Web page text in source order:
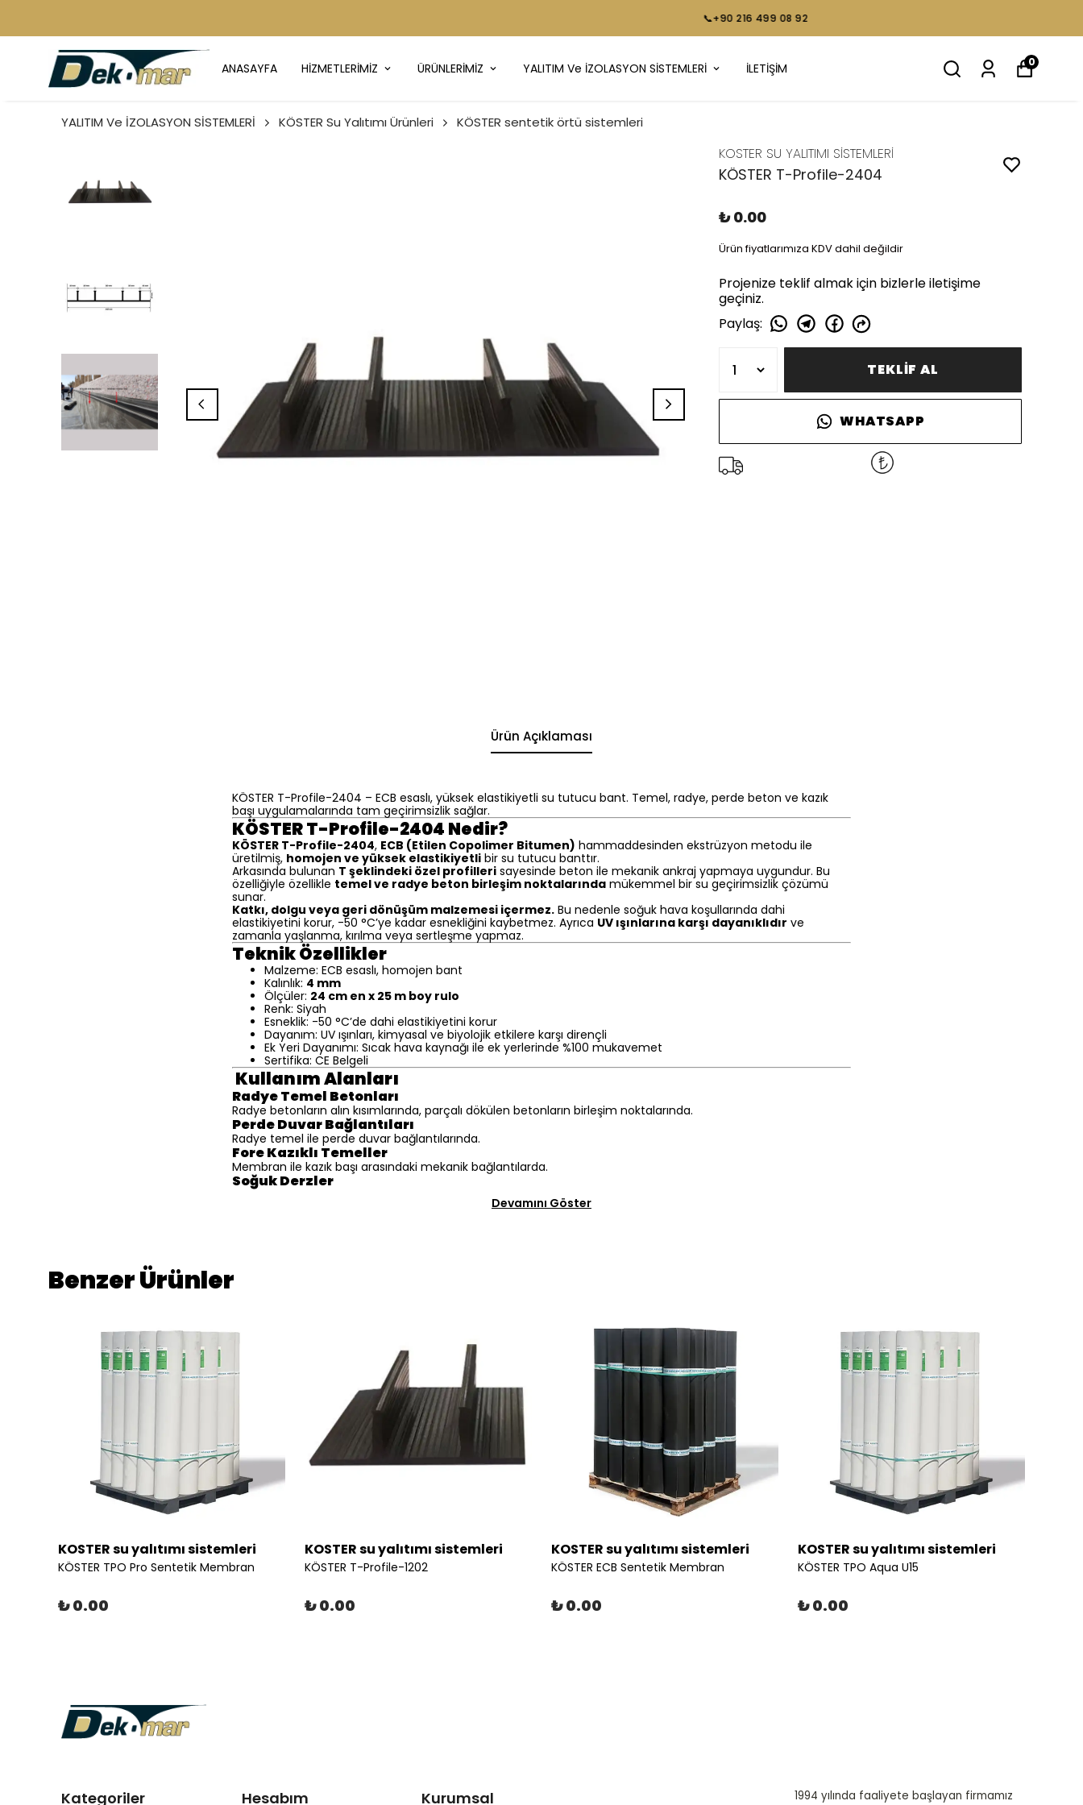
ANASAYFA HİZMETLERİMİZ ÜRÜNLERİMİZ YALITIM Ve İZOLASYON SİSTEMLERİ İLETİŞİM 0
YALITIM Ve İZOLASYON SİSTEMLERİ KÖSTER Su Yalıtımı Ürünleri KÖSTER sentetik örtü sistemleri
KOSTER SU YALITIMI SİSTEMLERİ
KÖSTER T-Profile-2404
₺ 0.00
Ürün fiyatlarımıza KDV dahil değildir
Projenize teklif almak için bizlerle iletişime
geçiniz.
Paylaş:
TEKLİF AL
WHATSAPP
Ürün Açıklaması
KÖSTER T-Profile-2404 – ECB esaslı, yüksek elastikiyetli su tutucu bant. Temel, radye, perde beton ve kazık
başı uygulamalarında tam geçirimsizlik sağlar.
KÖSTER T-Profile-2404 Nedir?
KÖSTER T-Profile-2404, ECB (Etilen Copolimer Bitumen) hammaddesinden ekstrüzyon metodu ile
üretilmiş, homojen ve yüksek elastikiyetli bir su tutucu banttır.
Arkasında bulunan T şeklindeki özel profilleri sayesinde beton ile mekanik ankraj yapmaya uygundur. Bu
özelliğiyle özellikle temel ve radye beton birleşim noktalarında mükemmel bir su geçirimsizlik çözümü
sunar.
Katkı, dolgu veya geri dönüşüm malzemesi içermez. Bu nedenle soğuk hava koşullarında dahi
elastikiyetini korur, -50 °C’ye kadar esnekliğini kaybetmez. Ayrıca UV ışınlarına karşı dayanıklıdır ve
zamanla yaşlanma, kırılma veya sertleşme yapmaz.
Teknik Özellikler
Malzeme: ECB esaslı, homojen bant
Kalınlık: 4 mm
Ölçüler: 24 cm en x 25 m boy rulo
Renk: Siyah
Esneklik: -50 °C’de dahi elastikiyetini korur
Dayanım: UV ışınları, kimyasal ve biyolojik etkilere karşı dirençli
Ek Yeri Dayanımı: Sıcak hava kaynağı ile ek yerlerinde %100 mukavemet
Sertifika: CE Belgeli
Kullanım Alanları
Radye Temel Betonları
Radye betonların alın kısımlarında, parçalı dökülen betonların birleşim noktalarında.
Perde Duvar Bağlantıları
Radye temel ile perde duvar bağlantılarında.
Fore Kazıklı Temeller
Membran ile kazık başı arasındaki mekanik bağlantılarda.
Soğuk Derzler
Devamını Göster
Benzer Ürünler
KOSTER su yalıtımı sistemleri
KÖSTER TPO Pro Sentetik Membran
₺ 0.00
KOSTER su yalıtımı sistemleri
KÖSTER T-Profile-1202
₺ 0.00
KOSTER su yalıtımı sistemleri
KÖSTER ECB Sentetik Membran
₺ 0.00
KOSTER su yalıtımı sistemleri
KÖSTER TPO Aqua U15
₺ 0.00
Kategoriler Hesabım Kurumsal
1994 yılında faaliyete başlayan firmamız